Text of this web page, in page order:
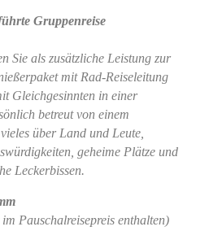
Gruppenreise
Sie als zusätzliche Leistung zur
mit Rad-Reiseleitung
Gleichgesinnten in einer
betreut von einem
über Land und Leute,
geheime Plätze und
Leckerbissen.
Pauschalreisepreis enthalten)